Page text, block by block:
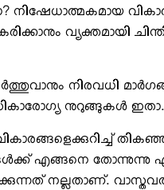
നിഷേധാത്മകമായ
വ്യക്തമായി
നിരവധി
നുറുങ്ങുകള്‍ ഇതാ.
എങ്ങനെ തോന്നുന്നു
നല്ലതാണ്.